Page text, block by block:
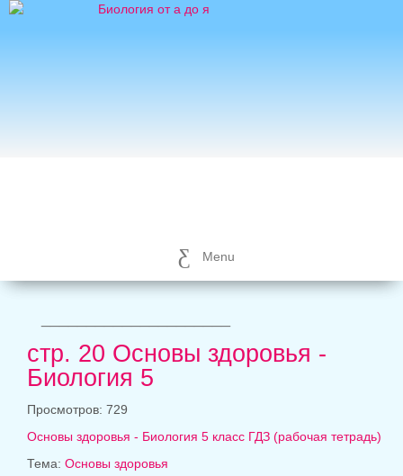
Menu
стр. 20 Основы здоровья -
Биология 5
Просмотров: 729
Основы здоровья - Биология 5 класс ГДЗ (рабочая тетрадь)
Тема: Основы здоровья